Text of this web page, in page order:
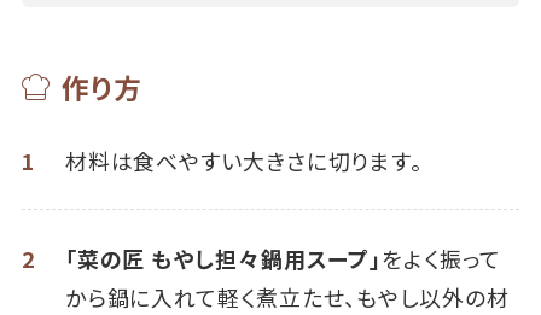
作り方
1 材料は食べやすい大きさに切ります。
2 「菜の匠 もやし担々鍋用スープ」をよく振って
から鍋に入れて軽く煮立たせ、もやし以外の材